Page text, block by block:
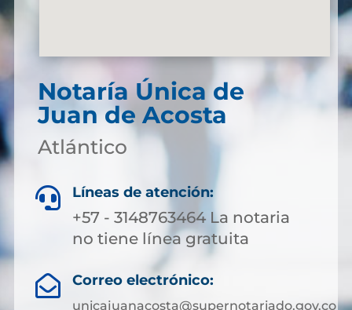
Notaría Única de
Juan de Acosta
Atlántico
 Líneas de atención:
+57 - 3148763464 La notaria
no tiene línea gratuita
 Correo electrónico:
unicajuanacosta@supernotariado.gov.co